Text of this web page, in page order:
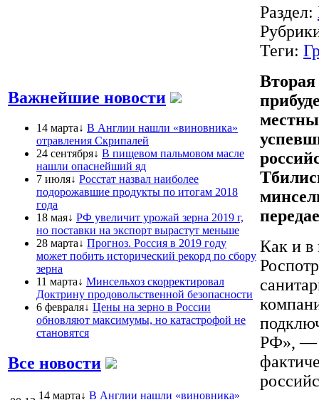
Важнейшие новости
14 марта↓ В Англии нашли «виновника»
отравления Скрипалей
24 сентября↓ В пищевом пальмовом масле
нашли опаснейший яд
7 июля↓ Росстат назвал наиболее
подорожавшие продукты по итогам 2018
года
18 мая↓ РФ увеличит урожай зерна 2019 г,
но поставки на экспорт вырастут меньше
28 марта↓ Прогноз. Россия в 2019 году
может побить исторический рекорд по сбору
зерна
11 марта↓ Минсельхоз скорректировал
Доктрину продовольственной безопасности
6 февраля↓ Цены на зерно в России
обновляют максимумы, но катастрофой не
становятся
Все новости
14 марта↓ В Англии нашли «виновника»
Раздел:
Теги:
Вторая
Как и в
РФ», —